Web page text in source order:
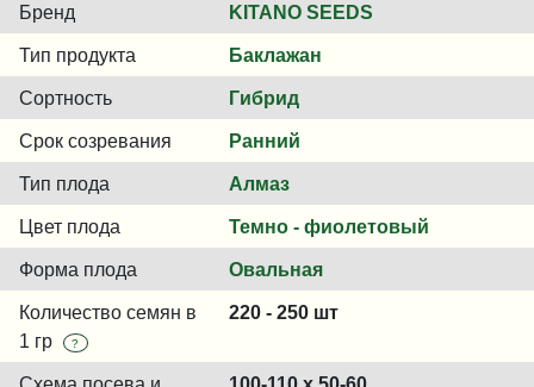
Бренд KITANO SEEDS
Тип продукта Баклажан
Сортность Гибрид
Срок созревания Ранний
Тип плода Алмаз
Цвет плода Темно - фиолетовый
Форма плода Овальная
Количество семян в
1 гр
?
220 - 250 шт